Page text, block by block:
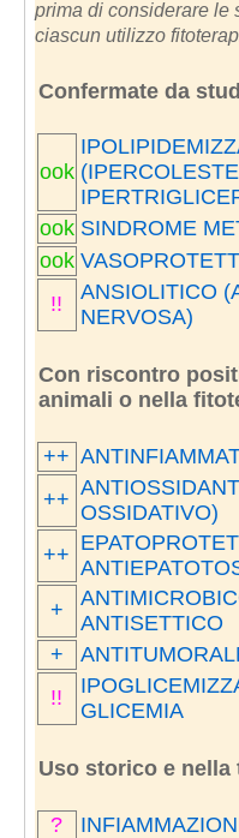
prima di considerare le
ciascun utilizzo
Confermate da
ook
ook SINDROME
ook
!!
ANSIOLITICO
NERVOSA)
Con riscontro
animali o nella
++
++
OSSIDATIVO)
++
+
ANTISETTICO
+
!!
GLICEMIA
Uso storico e nella
?